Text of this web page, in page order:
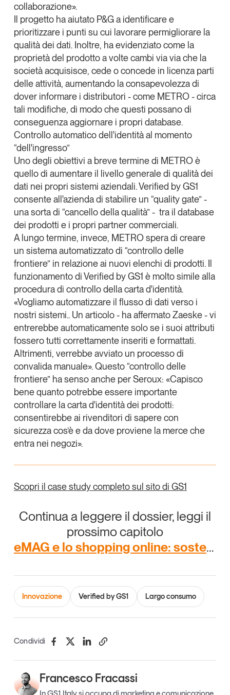
collaborazione».
Il progetto ha aiutato P&G a identificare e
prioritizzare i punti su cui lavorare permigliorare la
qualità dei dati. Inoltre, ha evidenziato come la
proprietà del prodotto a volte cambi via via che la
società acquisisce, cede o concede in licenza parti
delle attività, aumentando la consapevolezza di
dover informare i distributori - come METRO - circa
tali modifiche, di modo che questi possano di
conseguenza aggiornare i propri database.
Controllo automatico dell'identità al momento
“dell'ingresso”
Uno degli obiettivi a breve termine di METRO è
quello di aumentare il livello generale di qualità dei
dati nei propri sistemi aziendali.Verified by GS1
consente all'azienda di stabilire un “quality gate” -
una sorta di “cancello della qualità” - tra il database
dei prodotti e i propri partner commerciali.
A lungo termine, invece, METRO spera di creare
un sistema automatizzato di “controllo delle
frontiere” in relazione ai nuovi elenchi di prodotti. Il
funzionamento di Verified by GS1 è molto simile alla
procedura di controllo della carta d'identità.
«Vogliamo automatizzare il flusso di dati verso i
nostri sistemi.. Un articolo - ha affermato Zaeske - vi
entrerebbe automaticamente solo se i suoi attributi
fossero tutti correttamente inseriti e formattati.
Altrimenti, verrebbe avviato un processo di
convalida manuale». Questo “controllo delle
frontiere” ha senso anche per Seroux: «Capisco
bene quanto potrebbe essere importante
controllare la carta d'identità dei prodotti:
consentirebbe ai rivenditori di sapere con
sicurezza cos’è e da dove proviene la merce che
entra nei negozi».
Scopri il case study completo sul sito di GS1
Continua a leggere il dossier, leggi il
prossimo capitolo
eMAG e lo shopping online: sostenere la crescita con dati affidabili
Innovazione Verified by GS1 Largo consumo
Condividi
Francesco Fracassi